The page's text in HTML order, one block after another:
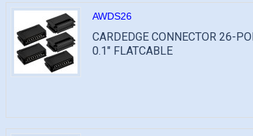
AWDS26
CARDEDGE CONNECTOR 26-
0.1" FLATCABLE